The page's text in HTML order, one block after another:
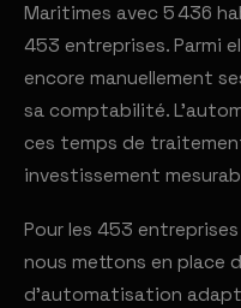
Maritimes avec 5 436
453 entreprises. Parmi
encore manuellement
sa comptabilité.
ces temps de
investissement
Pour les 453
nous mettons en place
d'automatisation